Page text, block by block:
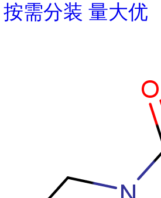
需分装 量大优